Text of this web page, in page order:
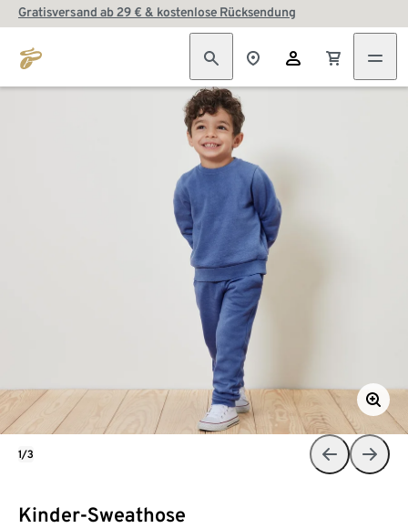
Gratisversand ab 29 € & kostenlose Rücksendung
Kinder-Sweathose
1/3